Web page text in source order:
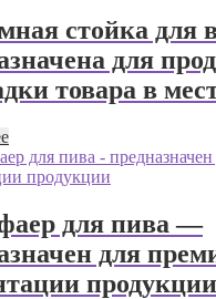
стойка для
для
товара в
для пива —
для
продукции